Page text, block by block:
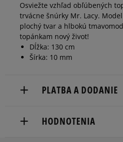
Osviežte vzhľad obľúbených
trvácne šnúrky Mr. Lacy. Model
plochý tvar a hlbokú
topánkam nový život!
Dĺžka: 130 cm
Šírka: 10 mm
PLATBA A DODANIE
HODNOTENIA